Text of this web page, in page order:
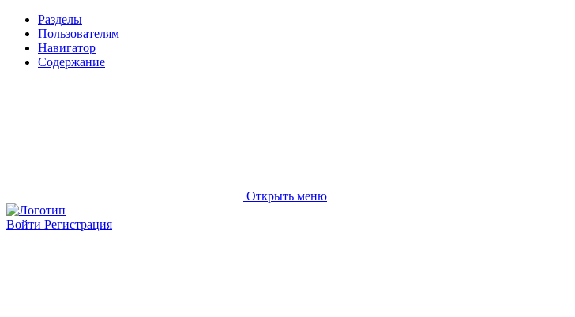
Разделы
Пользователям
Навигатор
Содержание
Открыть меню
Войти Регистрация